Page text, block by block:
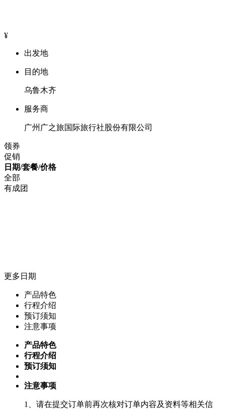
¥
出发地
目的地
乌鲁木齐
服务商
广州广之旅国际旅行社股份有限公司
领券
促销
日期/套餐/价格
全部
有成团
更多日期
产品特色
行程介绍
预订须知
注意事项
产品特色
行程介绍
预订须知
注意事项
1、请在提交订单前再次核对订单内容及资料等相关信